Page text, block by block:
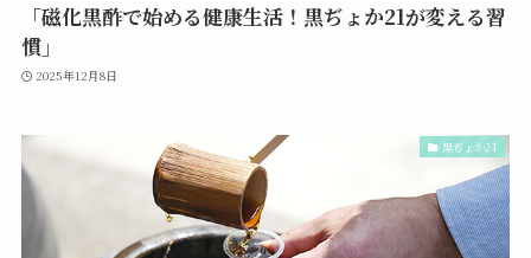
「磁化黒酢で始める健康生活！黒ぢょか21が変える習
慣」
2025年12月8日
黒ぢょか21